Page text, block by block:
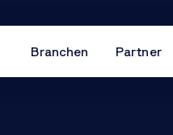
Branchen Partner